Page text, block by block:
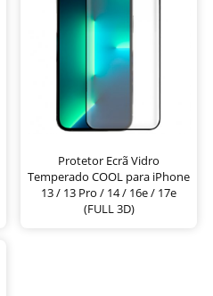
Protetor Ecrã Vidro
Temperado COOL para iPhone
13 / 13 Pro / 14 / 16e / 17e
(FULL 3D)